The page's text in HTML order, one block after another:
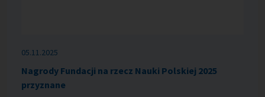
05.11.2025
Nagrody Fundacji na rzecz Nauki Polskiej 2025
przyznane